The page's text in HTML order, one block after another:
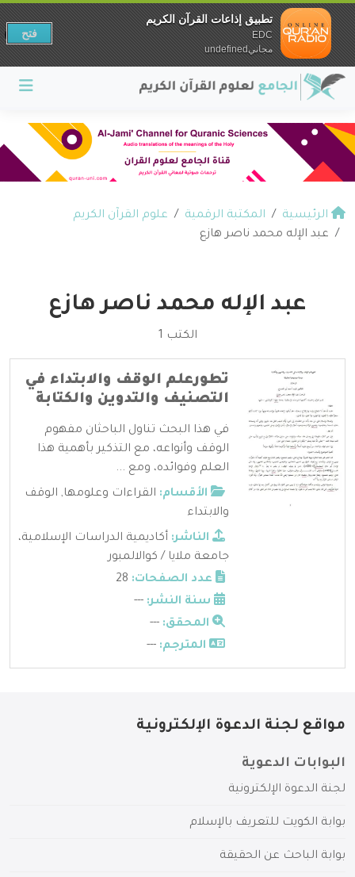
الرئيسية المكتبة الرقمية
علوم القرآن الكريم
عبد الإله محمد ناصر هازع
عبد الإله محمد ناصر هازع
الكتب 1
تطورعلم الوقف والابتداء في
التصنيف والتدوين والكتابة
في هذا البحث تناول الباحثان مفهوم
الوقف وأنواعه، مع التذكير بأهمية هذا
العلم وفوائده، ومع ...
الأقسام: القراءات وعلومها, الوقف
والابتداء
الناشر: أكاديمية الدراسات الإسلامية،
جامعة ملايا / كوالالمبور
عدد الصفحات:
سنة النشر: ---
المحقق: ---
المترجم: ---
مواقع لجنة الدعوة الإلكترونية
البوابات الدعوية
لجنة الدعوة الإلكترونية
بوابة الكويت للتعريف بالإسلام
بوابة الباحث عن الحقيقة
تطبيق إذاعات القرآن الكريم
EDC
مجانيundefined
فتح